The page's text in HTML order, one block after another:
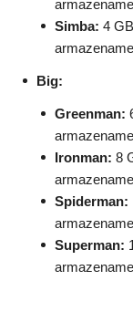
Simba: 4
Big:
Greenman:
Ironman: 8
Spiderman:
Superman: